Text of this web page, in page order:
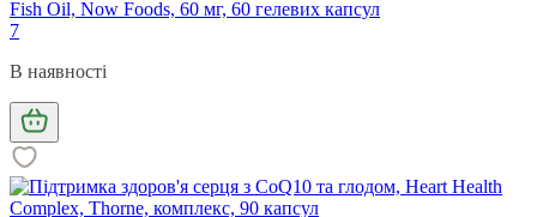
Fish Oil, Now Foods, 60 мг, 60 гелевих капсул
7
В наявності